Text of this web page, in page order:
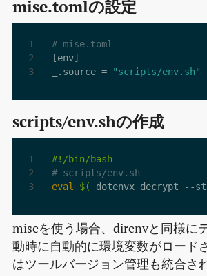
mise.tomlの設定
1
# mise.toml
[env]
. source = "scripts/env.sh"
scripts/env.shの作成
# scripts/env.sh
eval
$( dotenvx decrypt --
miseを使う場合、direnvと同様に
動時に自動的に環境変数がロード
はツールバージョン管理も統合さ